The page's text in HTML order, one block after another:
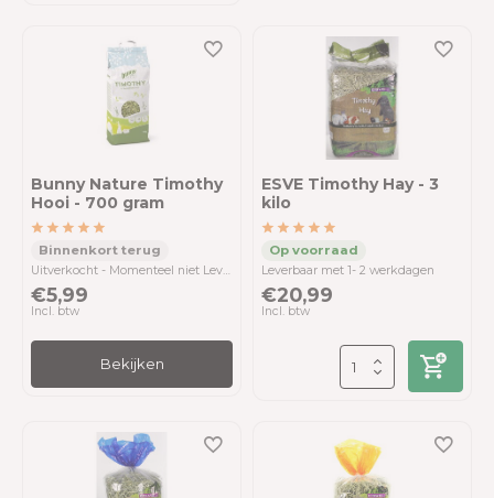
Bunny Nature Timothy
Hooi - 700 gram
Uitverkocht - Momenteel niet Leverbaar
€5,99
Incl. btw
Bekijken
ESVE Timothy Hay - 3
kilo
Leverbaar met 1- 2 werkdagen
€20,99
Incl. btw